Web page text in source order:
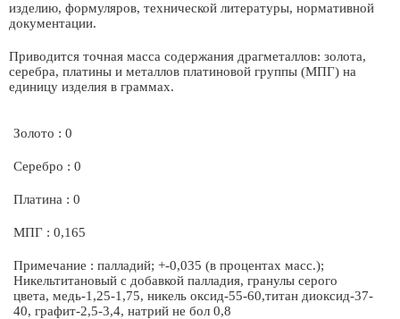
изделию, формуляров, технической литературы, нормативной
документации.
Приводится точная масса содержания драгметаллов: золота,
серебра, платины и металлов платиновой группы (МПГ) на
единицу изделия в граммах.
Золото : 0
Серебро : 0
Платина : 0
МПГ : 0,165
Примечание : палладий; +-0,035 (в процентах масс.);
Никельтитановый с добавкой палладия, гранулы серого
цвета, медь-1,25-1,75, никель оксид-55-60,титан диоксид-37-
40, графит-2,5-3,4, натрий не бол 0,8